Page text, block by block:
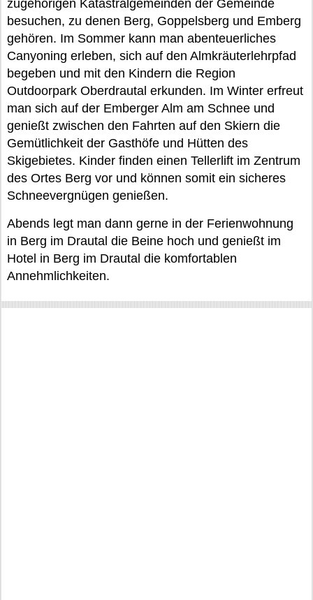
zugehörigen Katastralgemeinden der Gemeinde
besuchen, zu denen Berg, Goppelsberg und Emberg
gehören. Im Sommer kann man abenteuerliches
Canyoning erleben, sich auf den Almkräuterlehrpfad
begeben und mit den Kindern die Region
Outdoorpark Oberdrautal erkunden. Im Winter erfreut
man sich auf der Emberger Alm am Schnee und
genießt zwischen den Fahrten auf den Skiern die
Gemütlichkeit der Gasthöfe und Hütten des
Skigebietes. Kinder finden einen Tellerlift im Zentrum
des Ortes Berg vor und können somit ein sicheres
Schneevergnügen genießen.
Abends legt man dann gerne in der Ferienwohnung
in Berg im Drautal die Beine hoch und genießt im
Hotel in Berg im Drautal die komfortablen
Annehmlichkeiten.